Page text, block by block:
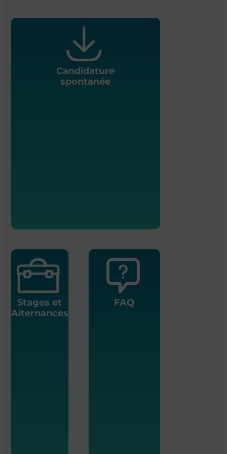
Candidature
spontanée
Stages et
Alternances
FAQ